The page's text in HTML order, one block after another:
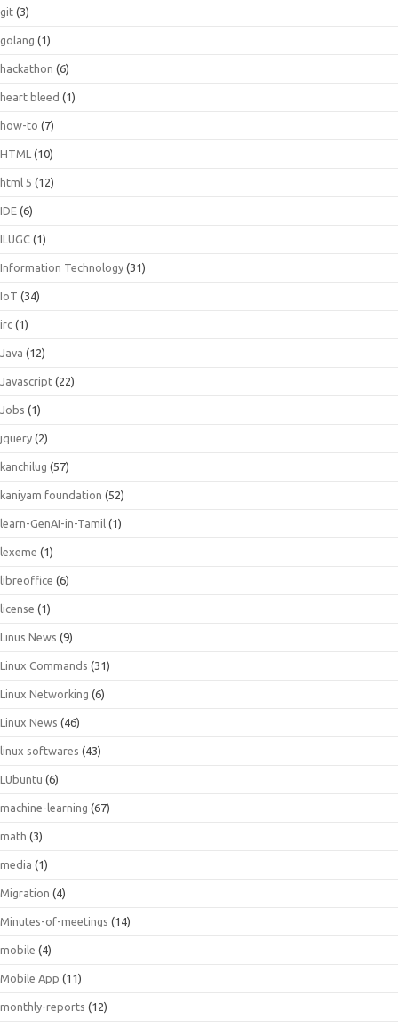
git (3)
golang (1)
hackathon (6)
heart bleed (1)
how-to (7)
HTML (10)
html 5 (12)
IDE (6)
ILUGC (1)
Information Technology (31)
IoT (34)
irc (1)
Java (12)
Javascript (22)
Jobs (1)
jquery (2)
kanchilug (57)
kaniyam foundation (52)
learn-GenAI-in-Tamil (1)
lexeme (1)
libreoffice (6)
license (1)
Linus News (9)
Linux Commands (31)
Linux Networking (6)
Linux News (46)
linux softwares (43)
LUbuntu (6)
machine-learning (67)
math (3)
media (1)
Migration (4)
Minutes-of-meetings (14)
mobile (4)
Mobile App (11)
monthly-reports (12)